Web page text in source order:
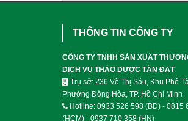
THÔNG TIN CÔNG TY
CÔNG TY TNHH SẢN XUẤT
DỊCH VỤ THẢO DƯỢC TẤN ĐẠT
Trụ sở: 236 Võ Thị Sáu, Khu Phố
Phường Đông Hòa, TP. Hồ Chí Minh
Hotline: 0933 526 598 (BD) - 0815
(HCM) - 0937 710 358 (HN)